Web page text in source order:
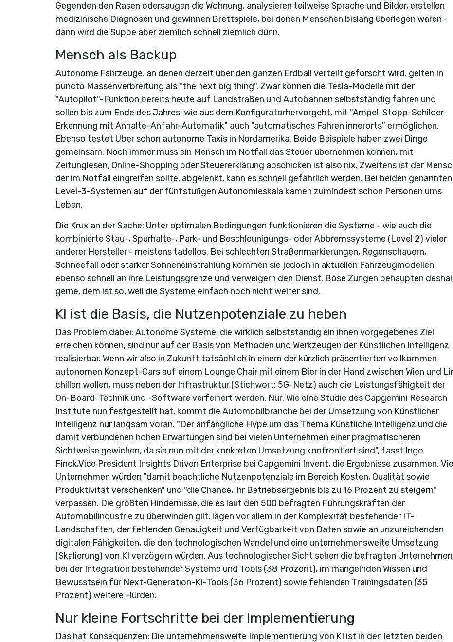
Gegenden den Rasen odersaugen die Wohnung, analysieren teilweise Sprache und Bilder, erstellen
medizinische Diagnosen und gewinnen Brettspiele, bei denen Menschen bislang überlegen waren -
dann wird die Suppe aber ziemlich schnell ziemlich dünn.
Mensch als Backup
Autonome Fahrzeuge, an denen derzeit über den ganzen Erdball verteilt geforscht wird, gelten in
puncto Massenverbreitung als "the next big thing". Zwar können die Tesla-Modelle mit der
"Autopilot"-Funktion bereits heute auf Landstraßen und Autobahnen selbstständig fahren und
sollen bis zum Ende des Jahres, wie aus dem Konfiguratorhervorgeht, mit "Ampel-Stopp-Schilder-
Erkennung mit Anhalte-Anfahr-Automatik" auch "automatisches Fahren innerorts" ermöglichen.
Ebenso testet Uber schon autonome Taxis in Nordamerika. Beide Beispiele haben zwei Dinge
gemeinsam: Noch immer muss ein Mensch im Notfall das Steuer übernehmen können, mit
Zeitunglesen, Online-Shopping oder Steuererklärung abschicken ist also nix. Zweitens ist der
der im Notfall eingreifen sollte, abgelenkt, kann es schnell gefährlich werden. Bei beiden genannten
Level-3-Systemen auf der fünfstufigen Autonomieskala kamen zumindest schon Personen ums
Leben.
Die Krux an der Sache: Unter optimalen Bedingungen funktionieren die Systeme - wie auch die
kombinierte Stau-, Spurhalte-, Park- und Beschleunigungs- oder Abbremssysteme (Level 2) vieler
anderer Hersteller - meistens tadellos. Bei schlechten Straßenmarkierungen, Regenschauern,
Schneefall oder starker Sonneneinstrahlung kommen sie jedoch in aktuellen Fahrzeugmodellen
ebenso schnell an ihre Leistungsgrenze und verweigern den Dienst. Böse Zungen behaupten
gerne, dem ist so, weil die Systeme einfach noch nicht weiter sind.
KI ist die Basis, die Nutzenpotenziale zu heben
Das Problem dabei: Autonome Systeme, die wirklich selbstständig ein ihnen vorgegebenes Ziel
erreichen können, sind nur auf der Basis von Methoden und Werkzeugen der Künstlichen Intelligenz
realisierbar. Wenn wir also in Zukunft tatsächlich in einem der kürzlich präsentierten vollkommen
autonomen Konzept-Cars auf einem Lounge Chair mit einem Bier in der Hand zwischen Wien und
chillen wollen, muss neben der Infrastruktur (Stichwort: 5G-Netz) auch die Leistungsfähigkeit der
On-Board-Technik und -Software verfeinert werden. Nur: Wie eine Studie des Capgemini Research
Institute nun festgestellt hat, kommt die Automobilbranche bei der Umsetzung von Künstlicher
Intelligenz nur langsam voran. "Der anfängliche Hype um das Thema Künstliche Intelligenz und die
damit verbundenen hohen Erwartungen sind bei vielen Unternehmen einer pragmatischeren
Sichtweise gewichen, da sie nun mit der konkreten Umsetzung konfrontiert sind", fasst Ingo
Finck,Vice President Insights Driven Enterprise bei Capgemini Invent, die Ergebnisse zusammen.
Unternehmen würden "damit beachtliche Nutzenpotenziale im Bereich Kosten, Qualität sowie
Produktivität verschenken" und "die Chance, ihr Betriebsergebnis bis zu 16 Prozent zu steigern"
verpassen. Die größten Hindernisse, die es laut den 500 befragten Führungskräften der
Automobilindustrie zu überwinden gilt, lägen vor allem in der Komplexität bestehender IT-
Landschaften, der fehlenden Genauigkeit und Verfügbarkeit von Daten sowie an unzureichenden
digitalen Fähigkeiten, die den technologischen Wandel und eine unternehmensweite Umsetzung
(Skalierung) von KI verzögern würden. Aus technologischer Sicht sehen die befragten Unternehmen
bei der Integration bestehender Systeme und Tools (38 Prozent), im mangelnden Wissen und
Bewusstsein für Next-Generation-KI-Tools (36 Prozent) sowie fehlenden Trainingsdaten (35
Prozent) weitere Hürden.
Nur kleine Fortschritte bei der Implementierung
Das hat Konsequenzen: Die unternehmensweite Implementierung von KI ist in den letzten beiden